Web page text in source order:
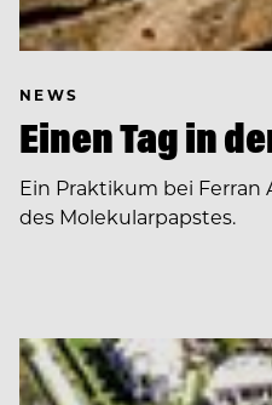
NEWS
Einen Tag in
Ein Praktikum bei Ferran
des Molekularpapstes.